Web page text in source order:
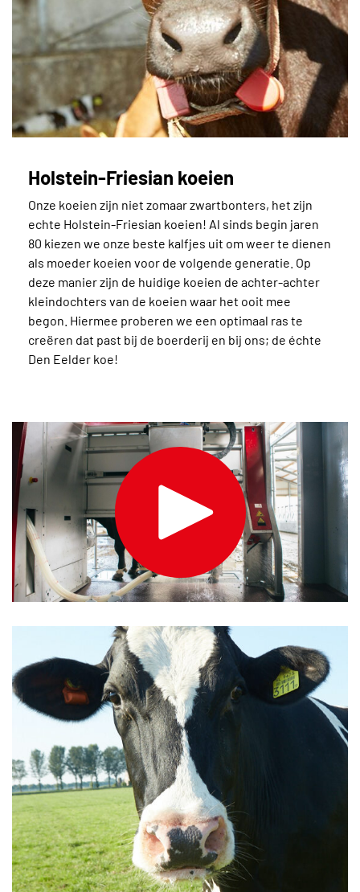
Holstein-Friesian koeien
Onze koeien zijn niet zomaar zwartbonters, het zijn
echte Holstein-Friesian koeien! Al sinds begin jaren
80 kiezen we onze beste kalfjes uit om weer te dienen
als moeder koeien voor de volgende generatie. Op
deze manier zijn de huidige koeien de achter-achter
kleindochters van de koeien waar het ooit mee
begon. Hiermee proberen we een optimaal ras te
creëren dat past bij de boerderij en bij ons; de échte
Den Eelder koe!